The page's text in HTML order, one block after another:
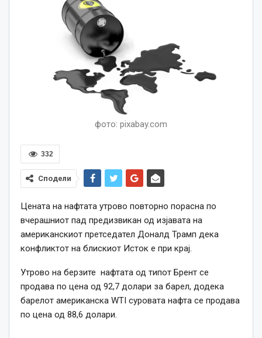
фото: pixabay.com
332
Сподели
Цената на нафтата утрово повторно порасна по
вчерашниот пад предизвикан од изјавата на
американскиот претседател Доналд Трамп дека
конфликтот на блискиот Исток е при крај.
Утрово на берзите нафтата од типот Брент се
продава по цена од 92,7 долари за барел, додека
барелот американска WTI суровата нафта се продава
по цена од 88,6 долари.